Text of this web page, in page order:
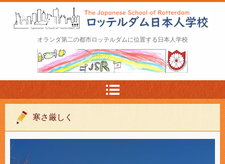
ロッテルダム日本人学校 The Japanese Schoo
l of Rotterdam
オランダ第二の都市ロッテルダムに位置する日本人学校
寒さ厳しく